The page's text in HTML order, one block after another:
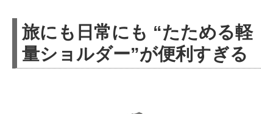
旅にも日常にも “たためる軽
量ショルダー”が便利すぎる